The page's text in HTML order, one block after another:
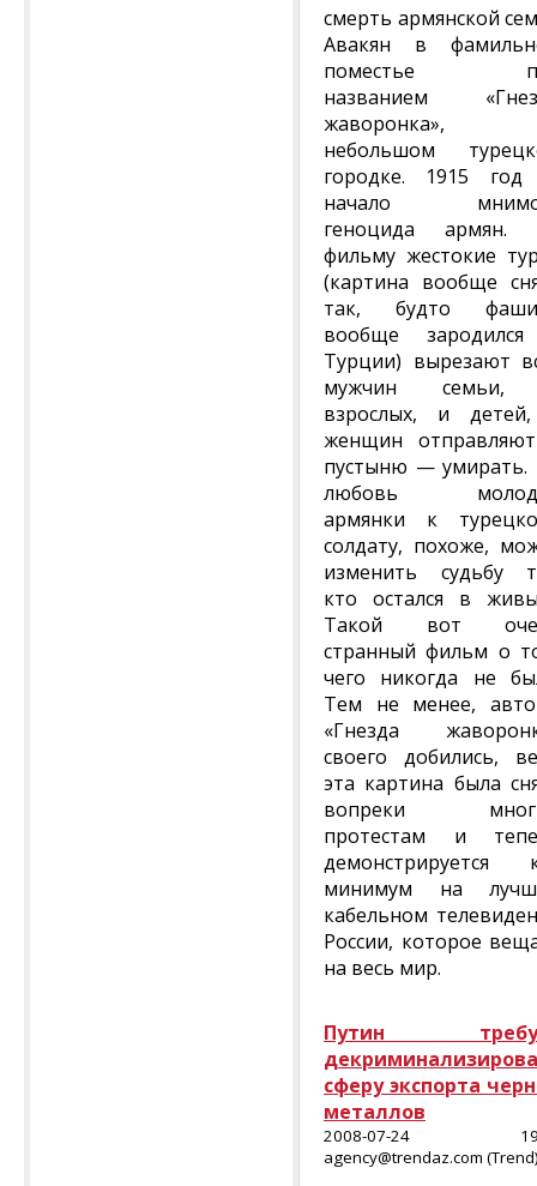
смерть армянской
Авакян в
поместье
названием
небольшом
городке. 1915
начало
геноцида армян.
фильму жестокие
(картина вообще
так, будто
вообще
Турции) вырезают
мужчин
взрослых, и
женщин
пустыню — умирать.
любовь
армянки к
солдату, похоже,
изменить судьбу
кто остался в
Такой вот
странный фильм о
чего никогда не
Тем не менее,
«Гнезда
своего добились,
эта картина была
вопреки
протестам и
демонстрируется
минимум на
кабельном
России, которое
на весь мир.
Путин
сферу экспорта
металлов
2008-07-24
agency@trendaz.com